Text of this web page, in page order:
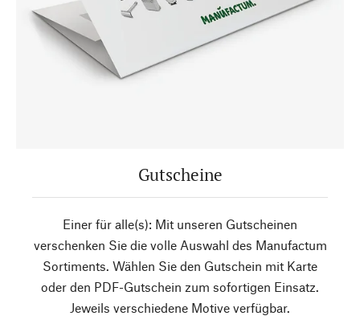
Gutscheine
Einer für alle(s): Mit unseren Gutscheinen
verschenken Sie die volle Auswahl des Manufactum
Sortiments. Wählen Sie den Gutschein mit Karte
oder den PDF-Gutschein zum sofortigen Einsatz.
Jeweils verschiedene Motive verfügbar.